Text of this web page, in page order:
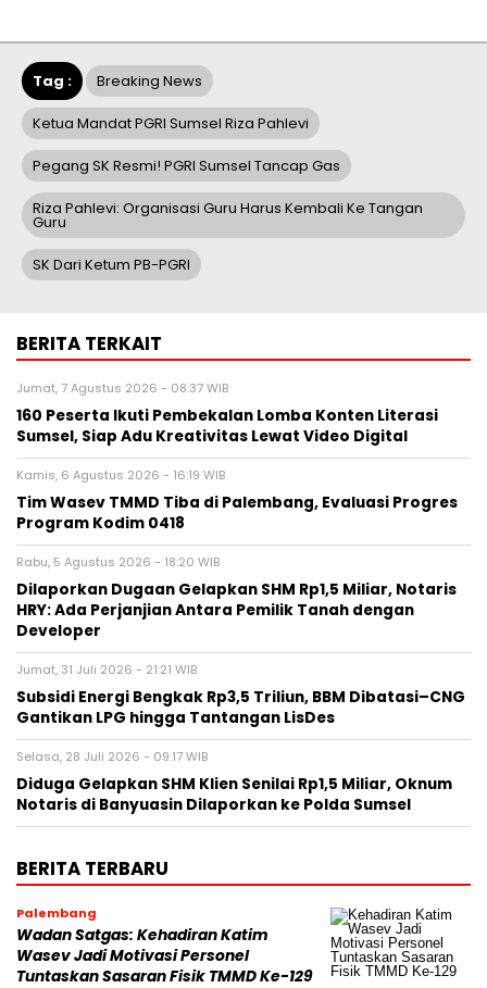
Tag : Breaking News
Ketua Mandat PGRI Sumsel Riza Pahlevi
Pegang SK Resmi! PGRI Sumsel Tancap Gas
Riza Pahlevi: Organisasi Guru Harus Kembali Ke Tangan
Guru
SK Dari Ketum PB-PGRI
BERITA TERKAIT
Jumat, 7 Agustus 2026 - 08:37 WIB
160 Peserta Ikuti Pembekalan Lomba Konten Literasi
Sumsel, Siap Adu Kreativitas Lewat Video Digital ‎
Kamis, 6 Agustus 2026 - 16:19 WIB
Tim Wasev TMMD Tiba di Palembang, Evaluasi Progres
Program Kodim 0418
Rabu, 5 Agustus 2026 - 18:20 WIB
Dilaporkan Dugaan Gelapkan SHM Rp1,5 Miliar, Notaris
HRY: Ada Perjanjian Antara Pemilik Tanah dengan
Developer
Jumat, 31 Juli 2026 - 21:21 WIB
Subsidi Energi Bengkak Rp3,5 Triliun, BBM Dibatasi–CNG
Gantikan LPG hingga Tantangan LisDes
Selasa, 28 Juli 2026 - 09:17 WIB
Diduga Gelapkan SHM Klien Senilai Rp1,5 Miliar, Oknum
Notaris di Banyuasin Dilaporkan ke Polda Sumsel ‎
BERITA TERBARU
Palembang
Wadan Satgas: Kehadiran Katim
Wasev Jadi Motivasi Personel
Tuntaskan Sasaran Fisik TMMD Ke-129